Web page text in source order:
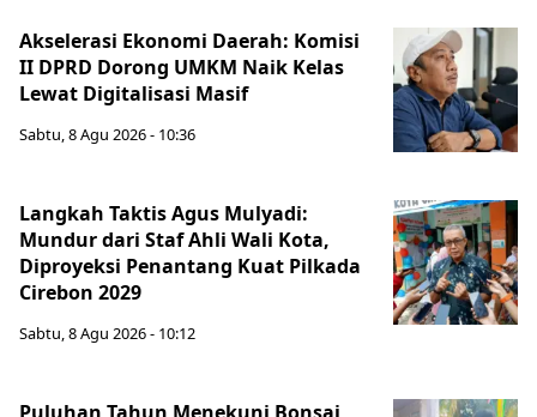
Akselerasi Ekonomi Daerah: Komisi
II DPRD Dorong UMKM Naik Kelas
Lewat Digitalisasi Masif
Sabtu, 8 Agu 2026 - 10:36
Langkah Taktis Agus Mulyadi:
Mundur dari Staf Ahli Wali Kota,
Diproyeksi Penantang Kuat Pilkada
Cirebon 2029
Sabtu, 8 Agu 2026 - 10:12